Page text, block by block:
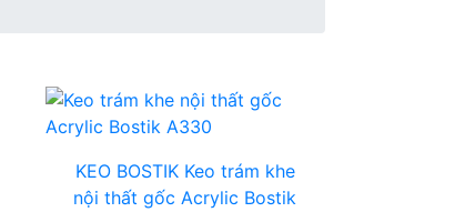
KEO BOSTIK Keo trám khe
nội thất gốc Acrylic Bostik